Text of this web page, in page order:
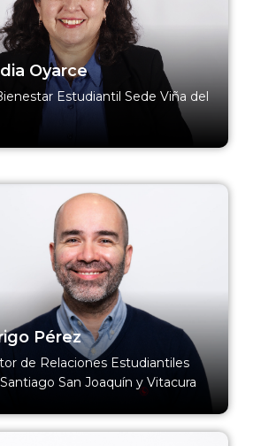
Oyarce
Estudiantil Sede Viña del
Pérez
de Relaciones Estudiantiles
San Joaquín y Vitacura